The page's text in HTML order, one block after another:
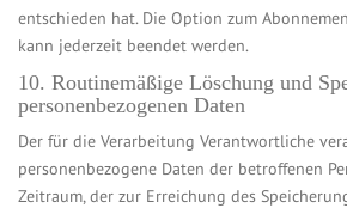
entschieden hat. Die Option zum
kann jederzeit beendet werden.
10. Routinemäßige Löschung und
personenbezogenen Daten
Der für die Verarbeitung Verantwortliche
personenbezogene Daten der betroffenen
Zeitraum, der zur Erreichung des